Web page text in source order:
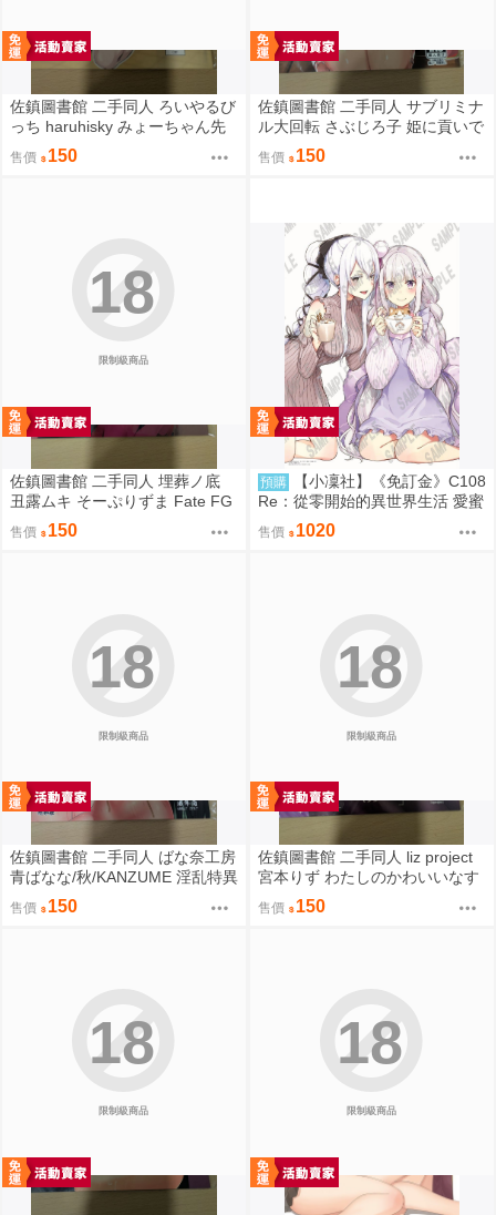
佐鎮圖書館 二手同人 ろいやるび
っち haruhisky みょーちゃん先
生かくパコりき 3 小美老師如是
說
售價 150
佐鎮圖書館 二手同人 サブリミナ
ル大回転 さぶじろ子 姫に貢いで
搾られたい! Fate FGO
售價 150
限制級商品
18
佐鎮圖書館 二手同人 埋葬ノ底
丑露ムキ そーぷりずま Fate FG
售價 150
預購
【小凜社】《免訂金》C108
Re：從零開始的異世界生活 愛蜜
莉雅 艾姬多娜 拉姆 雷姆 B2掛軸
售價 1020
限制級商品
18
佐鎮圖書館 二手同人 ばな奈工房
青ばなな/秋/KANZUME 淫乱特異
点英霊風俗七番勝負 Fate FGO
售價 150
限制級商品
18
佐鎮圖書館 二手同人 liz project
宮本りず わたしのかわいいなす
びちゃん Fate FGO
售價 150
限制級商品
18
限制級商品
18